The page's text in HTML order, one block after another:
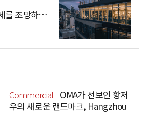
경마장과 산세를 조망하는 CCD Hong Kong Creative Center
Commercial OMA가 선보인 항저
우의 새로운 랜드마크, Hangzhou